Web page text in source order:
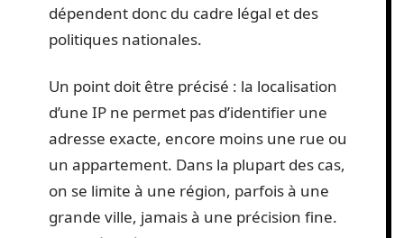
dépendent donc du cadre légal et des
politiques nationales.
Un point doit être précisé : la localisation
d’une IP ne permet pas d’identifier une
adresse exacte, encore moins une rue ou
un appartement. Dans la plupart des cas,
on se limite à une région, parfois à une
grande ville, jamais à une précision fine.